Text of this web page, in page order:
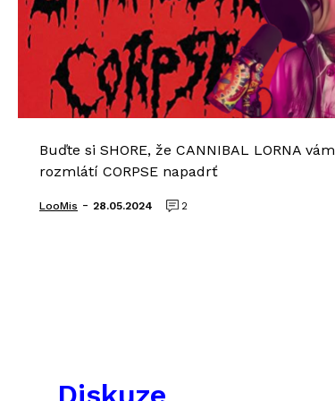
Buďte si SHORE, že CANNIBAL LORNA vám
rozmlátí CORPSE napadrť
LooMis - 28.05.2024 2